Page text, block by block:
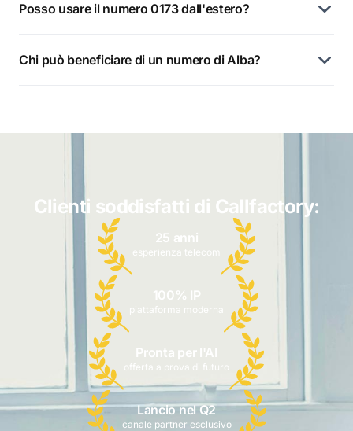
Posso usare il numero 0173 dall'estero?
Chi può beneficiare di un numero di Alba?
Clienti soddisfatti di Callfactory:
25 anni
esperienza telecom
100% IP
piattaforma moderna
Pronta per l'AI
offerta a prova di futuro
Lancio nel Q2
canale partner esclusivo